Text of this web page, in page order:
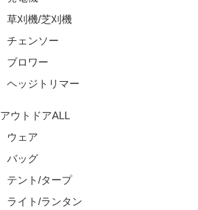
草刈機/芝刈機
チェンソー
ブロワー
ヘッジトリマー
アウトドアALL
ウェア
バッグ
テント/タープ
ライト/ランタン